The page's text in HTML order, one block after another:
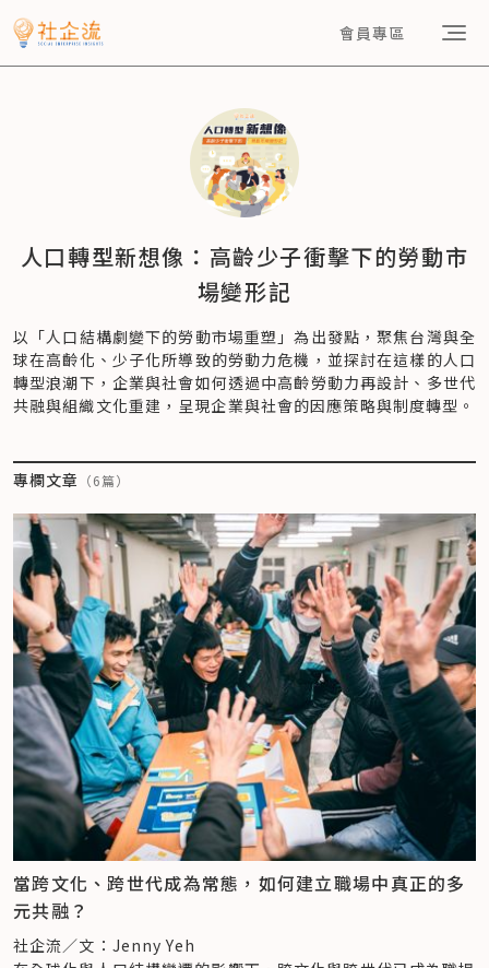
會員專區
人口轉型新想像：高齡少子衝擊下的勞動市
場變形記
以「人口結構劇變下的勞動市場重塑」為出發點，聚焦台灣與全
球在高齡化、少子化所導致的勞動力危機，並探討在這樣的人口
轉型浪潮下，企業與社會如何透過中高齡勞動力再設計、多世代
共融與組織文化重建，呈現企業與社會的因應策略與制度轉型。
專欄文章 （6篇）
當跨文化、跨世代成為常態，如何建立職場中真正的多
元共融？
社企流／文：Jenny Yeh